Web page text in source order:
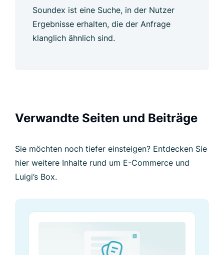
Soundex ist eine Suche, in der Nutzer
Ergebnisse erhalten, die der Anfrage
klanglich ähnlich sind.
Verwandte Seiten und Beiträge
Sie möchten noch tiefer einsteigen? Entdecken Sie
hier weitere Inhalte rund um E-Commerce und
Luigi’s Box.